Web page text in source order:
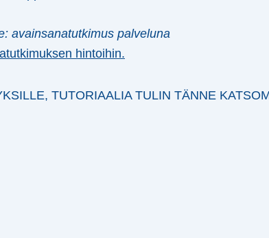
avainsanatutkimus palveluna
hintoihin.
TUTORIAALIA TULIN TÄNNE